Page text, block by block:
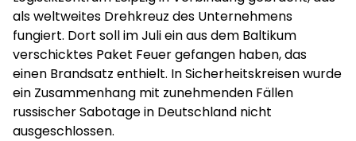
als weltweites Drehkreuz des Unternehmens
fungiert. Dort soll im Juli ein aus dem Baltikum
verschicktes Paket Feuer gefangen haben, das
einen Brandsatz enthielt. In Sicherheitskreisen wurde
ein Zusammenhang mit zunehmenden Fällen
russischer Sabotage in Deutschland nicht
ausgeschlossen.